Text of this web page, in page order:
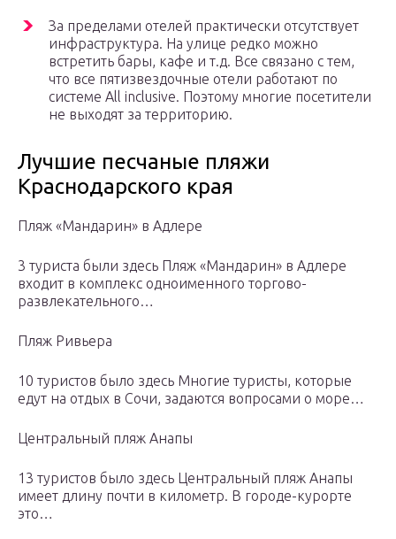
За пределами отелей практически отсутствует
инфраструктура. На улице редко можно
встретить бары, кафе и т.д. Все связано с тем,
что все пятизвездочные отели работают по
системе All inclusive. Поэтому многие посетители
не выходят за территорию.
Лучшие песчаные пляжи
Краснодарского края
Пляж «Мандарин» в Адлере
3 туристa были здесь Пляж «Мандарин» в Адлере
входит в комплекс одноименного торгово-
развлекательного…
Пляж Ривьера
10 туристов было здесь Многие туристы, которые
едут на отдых в Сочи, задаются вопросами о море…
Центральный пляж Анапы
13 туристов было здесь Центральный пляж Анапы
имеет длину почти в километр. В городе-курорте
это…